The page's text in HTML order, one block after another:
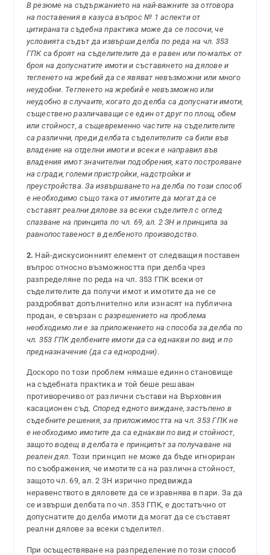
В резюме на съдържанието на най-важните за отговора
на поставения в казуса въпрос № 1 аспекти от
цитираната съдебна практика може да се посочи, че
условията съдът да извърши делба по реда на чл. 353
ГПК са броят на съделителите да е равен или по-малък от
броя на допуснатите имоти и съставянето на дялове и
тегленето на жребий да се явяват невъзможни или много
неудобни. Тегленето на жребий е невъзможно или
неудобно в случаите, когато до делба са допуснати имоти,
съществено различаващи се един от друг по площ, обем
или стойност, а същевременно частите на съделителите
са различни, преди делбата съделителите са били във
владение на отделни имоти и всеки е направил във
владения имот значителни подобрения, като построяване
на сгради, големи пристройки, надстройки и
преустройства. За извършването на делба по този способ
е необходимо също така от имотите да могат да се
съставят реални дялове за всеки съделител с оглед
спазване на принципа по чл. 69, ал. 2 ЗН и принципа за
равнопоставеност в делбеното производство.
2. Най-дискусионният елемент от следващия поставен
въпрос относно възможността при делба чрез
разпределяне по реда на чл. 353 ГПК всеки от
съделителите да получи имот и имотите да не се
раздробяват допълнително или изнасят на публична
продан, е свързан с разрешението на проблема
необходимо ли е за приложението на способа за делба по
чл. 353 ГПК делбените имоти да са еднакви по вид и по
предназначение (да са еднородни).
Доскоро по този проблем нямаше единно становище
на съдебната практика и той беше решаван
противоречиво от различни състави на Върховния
касационен съд. Според едното виждане, застъпено в
съдебните решения, за приложимостта на чл. 353 ГПК не
е необходимо имотите да са еднакви по вид и стойност,
защото водещ в делбата е принципът за получаване на
реален дял. Този принцип не може да бъде игнориран
по съображения, че имотите са на различна стойност,
защото чл. 69, ал. 2 ЗН изрично предвижда
неравенството в дяловете да се изравнява в пари. За да
се извърши делбата по чл. 353 ГПК, е достатъчно от
допуснатите до делба имоти да могат да се съставят
реални дялове за всеки съделител.
При осъществяване на разпределение по този способ